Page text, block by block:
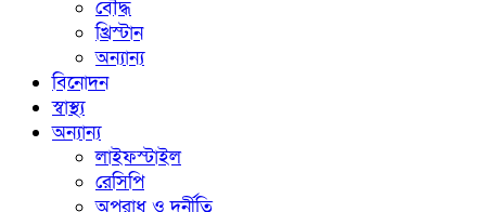
বৌদ্ধ
খ্রিস্টান
অন্যান্য
বিনোদন
স্বাস্থ্য
অন্যান্য
লাইফস্টাইল
রেসিপি